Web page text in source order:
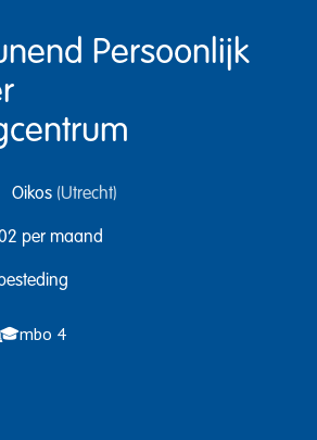
Persoonlijk
Oikos (Utrecht)
per maand
4